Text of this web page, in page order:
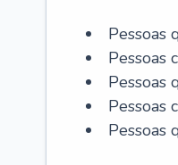
Pessoas
Pessoas
Pessoas
Pessoas
Pessoas